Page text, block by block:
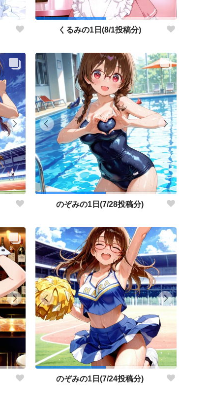
くるみの1日(8/1投稿分)
のぞみの1日(7/28投稿分)
のぞみの1日(7/24投稿分)